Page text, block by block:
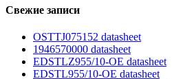
Свежие записи
OSTTJ075152 datasheet
1946570000 datasheet
EDSTLZ955/10-OE datasheet
EDSTL955/10-OE datasheet